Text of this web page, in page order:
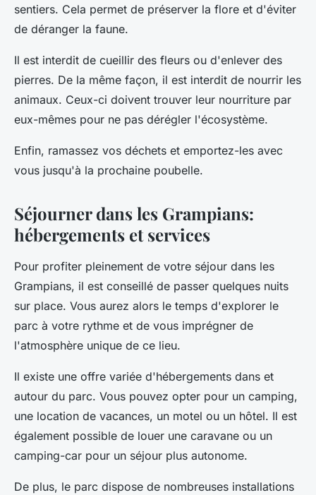
sentiers. Cela permet de préserver la flore et d'éviter
de déranger la faune.
Il est interdit de cueillir des fleurs ou d'enlever des
pierres. De la même façon, il est interdit de nourrir les
animaux. Ceux-ci doivent trouver leur nourriture par
eux-mêmes pour ne pas dérégler l'écosystème.
Enfin, ramassez vos déchets et emportez-les avec
vous jusqu'à la prochaine poubelle.
Séjourner dans les Grampians:
hébergements et services
Pour profiter pleinement de votre séjour dans les
Grampians, il est conseillé de passer quelques nuits
sur place. Vous aurez alors le temps d'explorer le
parc à votre rythme et de vous imprégner de
l'atmosphère unique de ce lieu.
Il existe une offre variée d'hébergements dans et
autour du parc. Vous pouvez opter pour un camping,
une location de vacances, un motel ou un hôtel. Il est
également possible de louer une caravane ou un
camping-car pour un séjour plus autonome.
De plus, le parc dispose de nombreuses installations